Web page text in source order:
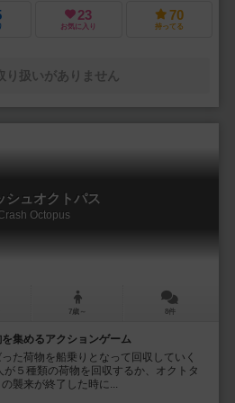
23
お気に入り
70
持ってる
り扱いがありません
シュオクトパス
Octopus
7歳～ 8件
集めるアクションゲーム
た荷物を船乗りとなって回収していく
５種類の荷物を回収するか、オクトタ
襲来が終了した時に...